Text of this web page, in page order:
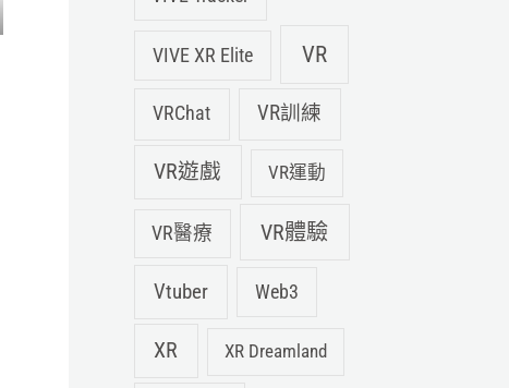
VIVE XR Elite VR
VRChat VR訓練
VR遊戲 VR運動
VR醫療 VR體驗
Vtuber Web3
XR XR Dreamland